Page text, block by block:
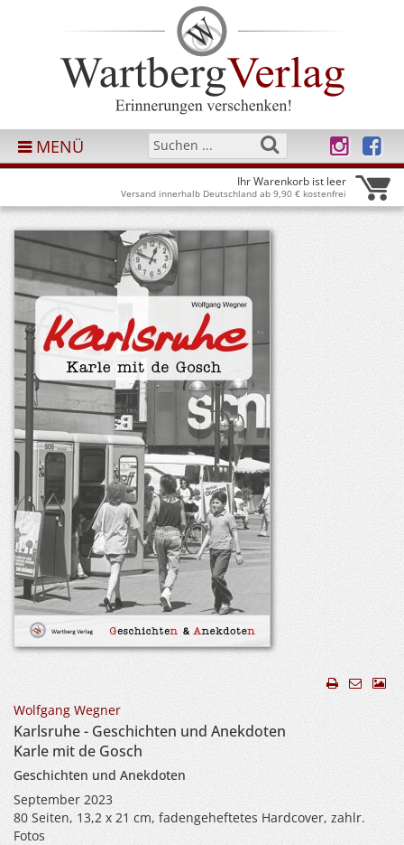
MENÜ
Ihr Warenkorb ist leer
Versand innerhalb Deutschland ab 9,90 € kostenfrei
Wolfgang Wegner
Karlsruhe - Geschichten und Anekdoten
Karle mit de Gosch
Geschichten und Anekdoten
September 2023
80 Seiten, 13,2 x 21 cm, fadengeheftetes Hardcover, zahlr.
Fotos